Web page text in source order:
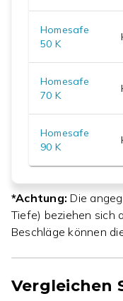
Homesafe
50 K
Homesafe
70 K
Homesafe
90 K
*Achtung: Die
Tiefe) beziehen sich
Beschläge können
Vergleichen